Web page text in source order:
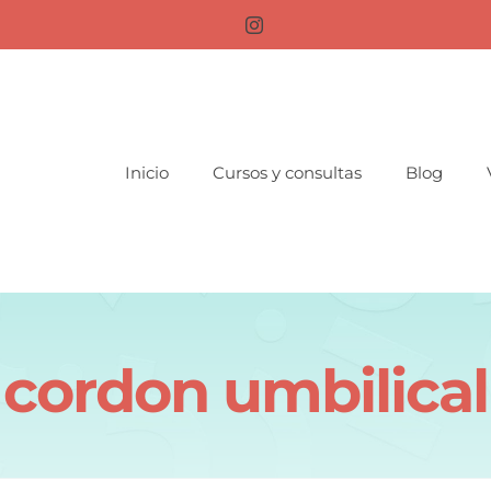
Inicio Cursos y consultas Blog
cordon umbilical